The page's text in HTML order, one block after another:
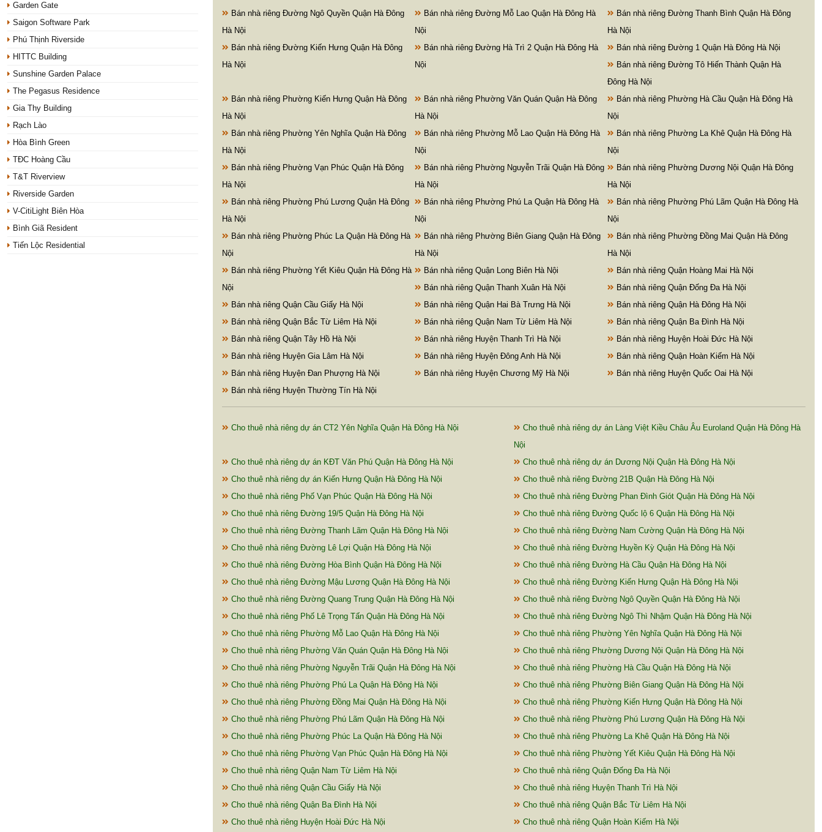
Garden Gate
Saigon Software Park
Phú Thịnh Riverside
HITTC Building
Sunshine Garden Palace
The Pegasus Residence
Gia Thy Building
Rạch Lào
Hòa Bình Green
TĐC Hoàng Cầu
T&T Riverview
Riverside Garden
V-CitiLight Biên Hòa
Bình Giã Resident
Tiến Lộc Residential
Bán nhà riêng Đường Ngô Quyền Quận Hà Đông
Hà Nội
Bán nhà riêng Đường Mỗ Lao Quận Hà Đông Hà
Nội
Bán nhà riêng Đường Thanh Bình Quận Hà Đông
Hà Nội
Bán nhà riêng Đường Kiến Hưng Quận Hà Đông
Hà Nội
Bán nhà riêng Đường Hà Trì 2 Quận Hà Đông Hà
Nội
Bán nhà riêng Đường 1 Quận Hà Đông Hà Nội
Bán nhà riêng Đường Tô Hiến Thành Quận Hà
Đông Hà Nội
Bán nhà riêng Phường Kiến Hưng Quận Hà Đông
Hà Nội
Bán nhà riêng Phường Văn Quán Quận Hà Đông
Hà Nội
Bán nhà riêng Phường Hà Cầu Quận Hà Đông Hà
Nội
Bán nhà riêng Phường Yên Nghĩa Quận Hà Đông
Hà Nội
Bán nhà riêng Phường Mỗ Lao Quận Hà Đông Hà
Nội
Bán nhà riêng Phường La Khê Quận Hà Đông Hà
Nội
Bán nhà riêng Phường Vạn Phúc Quận Hà Đông
Hà Nội
Bán nhà riêng Phường Nguyễn Trãi Quận Hà Đông
Hà Nội
Bán nhà riêng Phường Dương Nội Quận Hà Đông
Hà Nội
Bán nhà riêng Phường Phú Lương Quận Hà Đông
Hà Nội
Bán nhà riêng Phường Phú La Quận Hà Đông Hà
Nội
Bán nhà riêng Phường Phú Lãm Quận Hà Đông Hà
Nội
Bán nhà riêng Phường Phúc La Quận Hà Đông Hà
Nội
Bán nhà riêng Phường Biên Giang Quận Hà Đông
Hà Nội
Bán nhà riêng Phường Đồng Mai Quận Hà Đông
Hà Nội
Bán nhà riêng Phường Yết Kiêu Quận Hà Đông Hà
Nội
Bán nhà riêng Quận Long Biên Hà Nội
Bán nhà riêng Quận Hoàng Mai Hà Nội
Bán nhà riêng Quận Thanh Xuân Hà Nội
Bán nhà riêng Quận Đống Đa Hà Nội
Bán nhà riêng Quận Cầu Giấy Hà Nội
Bán nhà riêng Quận Hai Bà Trưng Hà Nội
Bán nhà riêng Quận Hà Đông Hà Nội
Bán nhà riêng Quận Bắc Từ Liêm Hà Nội
Bán nhà riêng Quận Nam Từ Liêm Hà Nội
Bán nhà riêng Quận Ba Đình Hà Nội
Bán nhà riêng Quận Tây Hồ Hà Nội
Bán nhà riêng Huyện Thanh Trì Hà Nội
Bán nhà riêng Huyện Hoài Đức Hà Nội
Bán nhà riêng Huyện Gia Lâm Hà Nội
Bán nhà riêng Huyện Đông Anh Hà Nội
Bán nhà riêng Quận Hoàn Kiếm Hà Nội
Bán nhà riêng Huyện Đan Phượng Hà Nội
Bán nhà riêng Huyện Chương Mỹ Hà Nội
Bán nhà riêng Huyện Quốc Oai Hà Nội
Bán nhà riêng Huyện Thường Tín Hà Nội
Cho thuê nhà riêng dự án CT2 Yên Nghĩa Quận Hà Đông Hà Nội
Cho thuê nhà riêng dự án Làng Việt Kiều Châu Âu Euroland Quận Hà Đông Hà
Nội
Cho thuê nhà riêng dự án KĐT Văn Phú Quận Hà Đông Hà Nội
Cho thuê nhà riêng dự án Dương Nội Quận Hà Đông Hà Nội
Cho thuê nhà riêng dự án Kiến Hưng Quận Hà Đông Hà Nội
Cho thuê nhà riêng Đường 21B Quận Hà Đông Hà Nội
Cho thuê nhà riêng Phố Vạn Phúc Quận Hà Đông Hà Nội
Cho thuê nhà riêng Đường Phan Đình Giót Quận Hà Đông Hà Nội
Cho thuê nhà riêng Đường 19/5 Quận Hà Đông Hà Nội
Cho thuê nhà riêng Đường Quốc lộ 6 Quận Hà Đông Hà Nội
Cho thuê nhà riêng Đường Thanh Lãm Quận Hà Đông Hà Nội
Cho thuê nhà riêng Đường Nam Cường Quận Hà Đông Hà Nội
Cho thuê nhà riêng Đường Lê Lợi Quận Hà Đông Hà Nội
Cho thuê nhà riêng Đường Huyền Kỳ Quận Hà Đông Hà Nội
Cho thuê nhà riêng Đường Hòa Bình Quận Hà Đông Hà Nội
Cho thuê nhà riêng Đường Hà Cầu Quận Hà Đông Hà Nội
Cho thuê nhà riêng Đường Mậu Lương Quận Hà Đông Hà Nội
Cho thuê nhà riêng Đường Kiến Hưng Quận Hà Đông Hà Nội
Cho thuê nhà riêng Đường Quang Trung Quận Hà Đông Hà Nội
Cho thuê nhà riêng Đường Ngô Quyền Quận Hà Đông Hà Nội
Cho thuê nhà riêng Phố Lê Trọng Tấn Quận Hà Đông Hà Nội
Cho thuê nhà riêng Đường Ngô Thì Nhậm Quận Hà Đông Hà Nội
Cho thuê nhà riêng Phường Mỗ Lao Quận Hà Đông Hà Nội
Cho thuê nhà riêng Phường Yên Nghĩa Quận Hà Đông Hà Nội
Cho thuê nhà riêng Phường Văn Quán Quận Hà Đông Hà Nội
Cho thuê nhà riêng Phường Dương Nội Quận Hà Đông Hà Nội
Cho thuê nhà riêng Phường Nguyễn Trãi Quận Hà Đông Hà Nội
Cho thuê nhà riêng Phường Hà Cầu Quận Hà Đông Hà Nội
Cho thuê nhà riêng Phường Phú La Quận Hà Đông Hà Nội
Cho thuê nhà riêng Phường Biên Giang Quận Hà Đông Hà Nội
Cho thuê nhà riêng Phường Đồng Mai Quận Hà Đông Hà Nội
Cho thuê nhà riêng Phường Kiến Hưng Quận Hà Đông Hà Nội
Cho thuê nhà riêng Phường Phú Lãm Quận Hà Đông Hà Nội
Cho thuê nhà riêng Phường Phú Lương Quận Hà Đông Hà Nội
Cho thuê nhà riêng Phường Phúc La Quận Hà Đông Hà Nội
Cho thuê nhà riêng Phường La Khê Quận Hà Đông Hà Nội
Cho thuê nhà riêng Phường Vạn Phúc Quận Hà Đông Hà Nội
Cho thuê nhà riêng Phường Yết Kiêu Quận Hà Đông Hà Nội
Cho thuê nhà riêng Quận Nam Từ Liêm Hà Nội
Cho thuê nhà riêng Quận Đống Đa Hà Nội
Cho thuê nhà riêng Quận Cầu Giấy Hà Nội
Cho thuê nhà riêng Huyện Thanh Trì Hà Nội
Cho thuê nhà riêng Quận Ba Đình Hà Nội
Cho thuê nhà riêng Quận Bắc Từ Liêm Hà Nội
Cho thuê nhà riêng Huyện Hoài Đức Hà Nội
Cho thuê nhà riêng Quận Hoàn Kiếm Hà Nội